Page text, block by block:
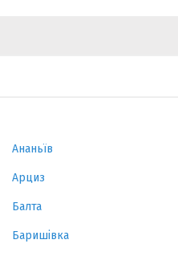
Ананьїв
Арциз
Балта
Баришівка